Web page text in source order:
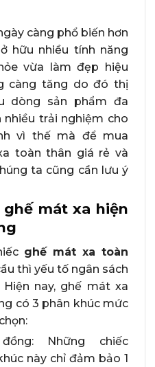
càng phổ biến hơn
hữu nhiều tính năng
vừa làm đẹp hiệu
càng tăng do đó thị
dòng sản phẩm đa
trải nghiệm cho
vì thế mà để mua
toàn thân giá rẻ và
ta cũng cần lưu ý
mát xa hiện
ghế mát xa toàn
thì yếu tố ngân sách
nay, ghế mát xa
có 3 phân khúc mức
Những chiếc
này chỉ đảm bảo 1